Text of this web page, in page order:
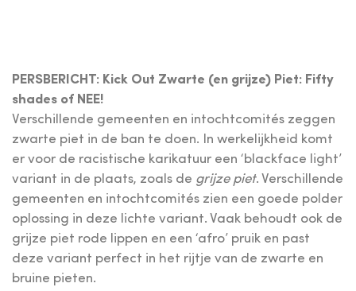
PERSBERICHT: Kick Out Zwarte (en grijze) Piet: Fifty
shades of NEE!
Verschillende gemeenten en intochtcomités zeggen
zwarte piet in de ban te doen. In werkelijkheid komt
er voor de racistische karikatuur een ‘blackface light’
variant in de plaats, zoals de grijze piet. Verschillende
gemeenten en intochtcomités zien een goede polder
oplossing in deze lichte variant. Vaak behoudt ook de
grijze piet rode lippen en een ‘afro’ pruik en past
deze variant perfect in het rijtje van de zwarte en
bruine pieten.